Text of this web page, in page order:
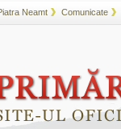
Neamt Comunicate